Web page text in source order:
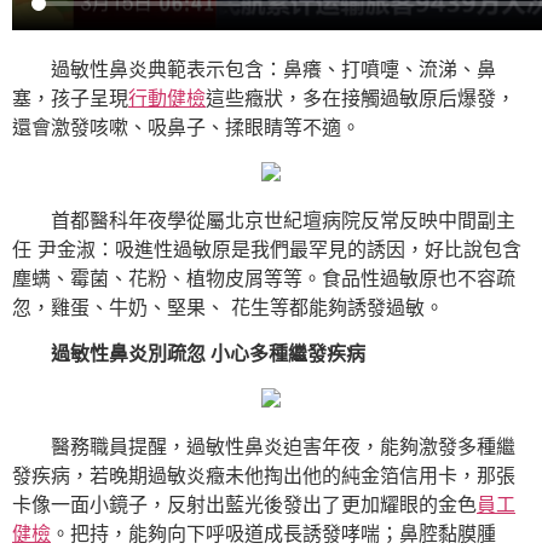
過敏性鼻炎典範表示包含：鼻癢、打噴嚏、流涕、鼻
塞，孩子呈現行動健檢這些癥狀，多在接觸過敏原后爆發，
還會激發咳嗽、吸鼻子、揉眼睛等不適。
首都醫科年夜學從屬北京世紀壇病院反常反映中間副主
任 尹金淑：吸進性過敏原是我們最罕見的誘因，好比說包含
塵螨、霉菌、花粉、植物皮屑等等。食品性過敏原也不容疏
忽，雞蛋、牛奶、堅果、 花生等都能夠誘發過敏。
過敏性鼻炎別疏忽 小心多種繼發疾病
醫務職員提醒，過敏性鼻炎迫害年夜，能夠激發多種繼
發疾病，若晚期過敏炎癥未他掏出他的純金箔信用卡，那張
卡像一面小鏡子，反射出藍光後發出了更加耀眼的金色員工
健檢 。把持，能夠向下呼吸道成長誘發哮喘；鼻腔黏膜腫